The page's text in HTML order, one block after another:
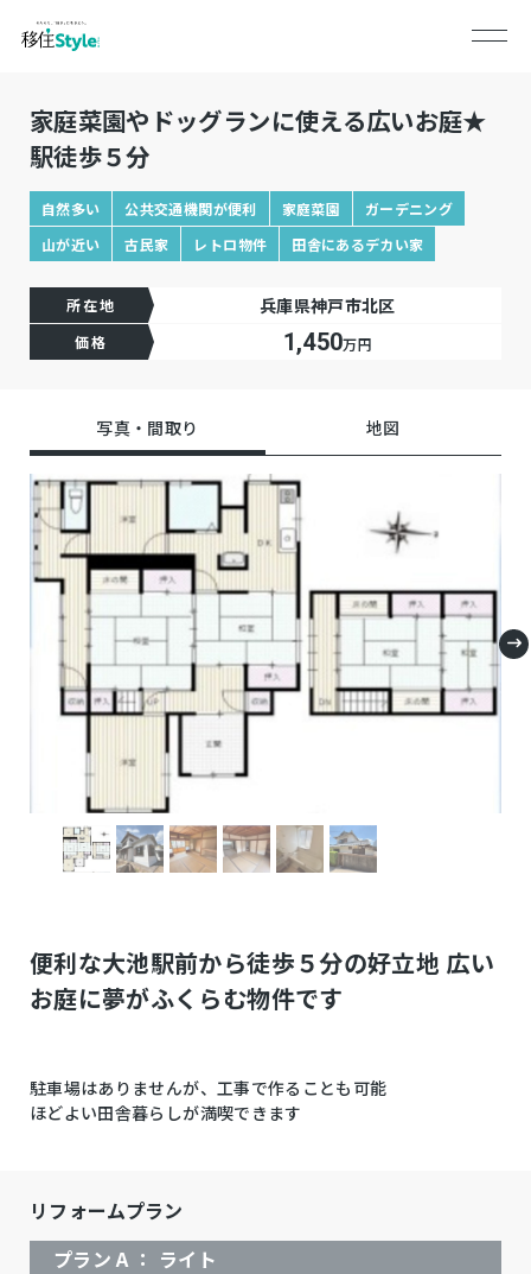
家庭菜園やドッグランに使える広いお庭★
駅徒歩５分
自然多い 公共交通機関が便利 家庭菜園
ガーデニング
山が近い
古民家 レトロ物件 田舎にあるデカい家
所在地 兵庫県神戸市北区
価格 1,450万円
写真・間取り 地図
便利な大池駅前から徒歩５分の好立地 広い
お庭に夢がふくらむ物件です
駐車場はありませんが、工事で作ることも可能
ほどよい田舎暮らしが満喫できます
リフォームプラン
プラン A ： ライト